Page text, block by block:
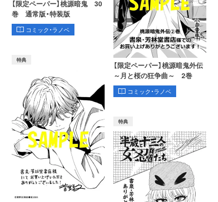
【限定ペーパー】桃源暗鬼 30
巻 通常版・特装版
コミック・ラノベ
【限定ペーパー】桃源暗鬼外伝
～月と桜の狂争曲～ 2巻
コミック・ラノベ
特典
特典